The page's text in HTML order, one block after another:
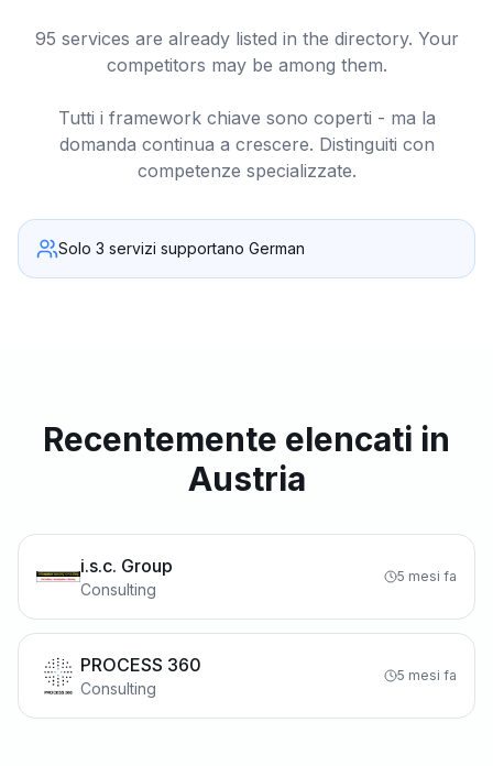
95 services are already listed in the directory. Your
competitors may be among them.
Tutti i framework chiave sono coperti - ma la
domanda continua a crescere. Distinguiti con
competenze specializzate.
Solo 3 servizi supportano German
Recentemente elencati in
Austria
i.s.c. Group
Consulting
5 mesi fa
PROCESS 360
Consulting
5 mesi fa